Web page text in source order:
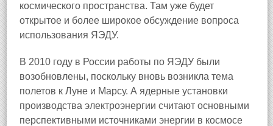
космического пространства. Там уже будет
открытое и более широкое обсуждение вопроса
использования ЯЭДУ.
В 2010 году в России работы по ЯЭДУ были
возобновлены, поскольку вновь возникла тема
полетов к Луне и Марсу. А ядерные установки
производства электроэнергии считают основными
перспективными источниками энергии в космосе